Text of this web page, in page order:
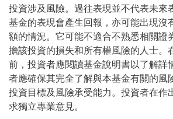
投資涉及風險。過往表現並不代表未來
基金的表現會產生回報，亦可能出現沒
額的情況。它可能不適合不熟悉相關證
擔該投資的損失和所有權風險的人士。
前，投資者應閱讀基金說明書以了解詳
者應確保其完全了解與本基金有關的風
投資目標及風險承受能力。投資者在作
求獨立專業意見。